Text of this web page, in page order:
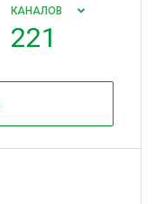
КАНАЛОВ
221